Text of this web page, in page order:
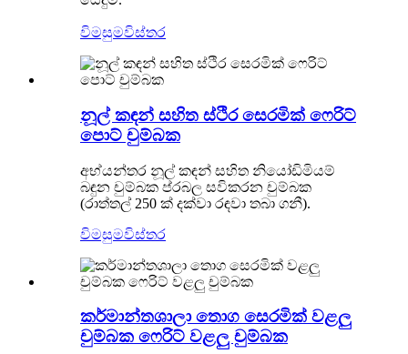
විමසුමවිස්තර
නූල් කඳන් සහිත ස්ථිර සෙරමික් ෆෙරිට්
පොට් චුම්බක
අභ්යන්තර නූල් කඳන් සහිත නියෝඩිමියම්
බඳුන චුම්බක ප්රබල සවිකරන චුම්බක
(රාත්තල් 250 ක් දක්වා රඳවා තබා ගනී).
විමසුමවිස්තර
කර්මාන්තශාලා තොග සෙරමික් වළලු
චුම්බක ෆෙරිට් වළලු චුම්බක